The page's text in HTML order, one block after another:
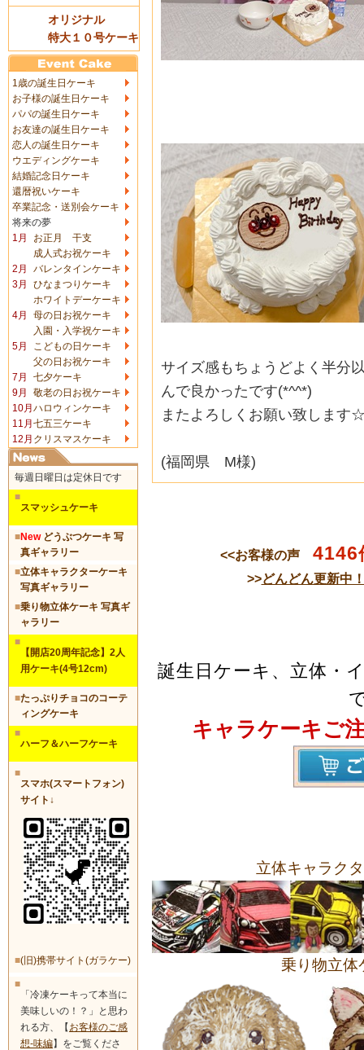
オリジナル
特大１０号ケーキ
1歳の誕生日ケーキ
お子様の誕生日ケーキ
パパの誕生日ケーキ
お友達の誕生日ケーキ
恋人の誕生日ケーキ
ウエディングケーキ
結婚記念日ケーキ
還暦祝いケーキ
卒業記念・送別会ケーキ
将来の夢
1月
お正月 干支
成人式お祝ケーキ
2月
バレンタインケーキ
3月
ひなまつりケーキ
ホワイトデーケーキ
4月
母の日お祝ケーキ
入園・入学祝ケーキ
5月
こどもの日ケーキ
父の日お祝ケーキ
7月
七夕ケーキ
9月
敬老の日お祝ケーキ
10月 ハロウィンケーキ
11月 七五三ケーキ
12月 クリスマスケーキ
毎週日曜日は定休日です
■
スマッシュケーキ
■Newどうぶつケーキ 写
真ギャラリー
■立体キャラクターケーキ
写真ギャラリー
■乗り物立体ケーキ 写真ギ
ャラリー
■
【開店20周年記念】2人
用ケーキ(4号12cm)
■たっぷりチョコのコーテ
ィングケーキ
■
ハーフ＆ハーフケーキ
■
スマホ(スマートフォン)
サイト↓
■(旧)携帯サイト(ガラケー)
■
「冷凍ケーキって本当に
美味しいの！？」と思わ
れる方、【 お客様のご感
想-味編】をご覧くださ
サイズ感もちょうどよく半分
んで良かったです(*^^*)
またよろしくお願い致します
(福岡県 M様)
<<お客様の声 4146
>>どんどん更新中
誕生日ケーキ、立体・
キャラケーキご
立体キャラク
乗り物立体